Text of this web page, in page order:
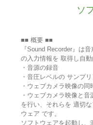
ソ
■■ 概要 ■■
『Sound Recorder』は
の入力情報を 取得し自動
・音源の録音
・音圧レベルの サンプ
・ウェブカメラ映像の同
・ウェブカメラ映像と
を行い、それらを 適切
ウェア です。
ソフトウェアを起動し